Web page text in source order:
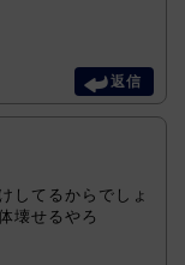
返信
してるからでしょ
壊せるやろ